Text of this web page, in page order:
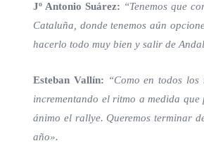
Jº Antonio Suárez: “Tenemos que
Cataluña, donde tenemos aún
hacerlo todo muy bien y salir de
Esteban Vallín: “Como en todos
incrementando el ritmo a medida
ánimo el rallye. Queremos terminar
año».